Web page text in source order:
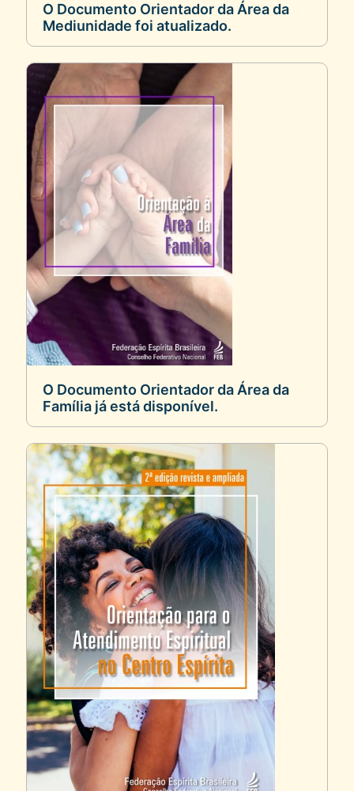
O Documento Orientador da Área da
Mediunidade foi atualizado.
O Documento Orientador da Área da
Família já está disponível.